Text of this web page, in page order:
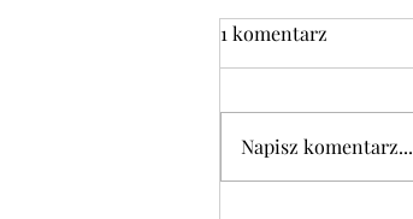
1 komentarz
Napisz komentarz...